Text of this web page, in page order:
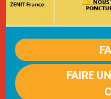
FAIRE